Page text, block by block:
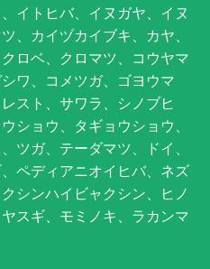
イトヒバ、イヌガヤ、イヌ
、カイヅカイブキ、カヤ、
ロベ、クロマツ、コウヤマ
ワ、コメツガ、ゴヨウマ
スト、サワラ、シノブヒ
ショウ、タギョウショウ、
ツガ、テーダマツ、ドイ、
ペディアニオイヒバ、ネズ
シンハイビャクシン、ヒノ
スギ、モミノキ、ラカンマ